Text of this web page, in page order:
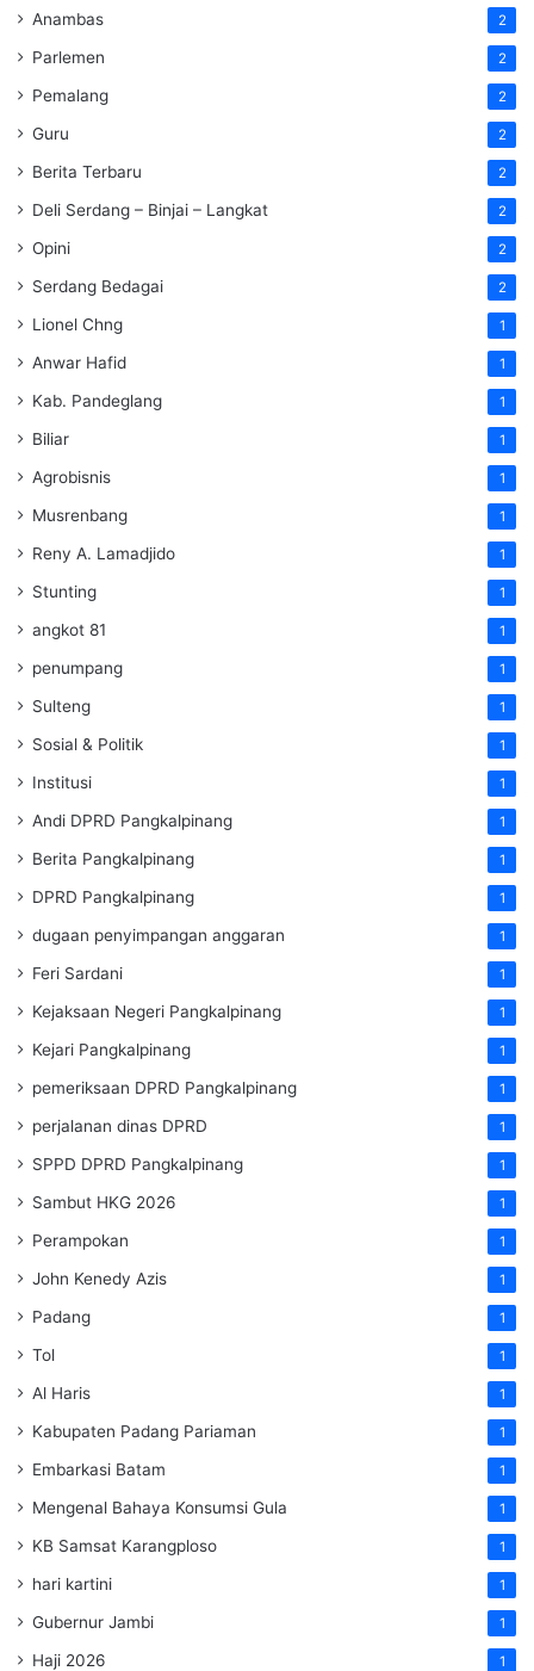
Anambas 2
Parlemen 2
Pemalang 2
Guru 2
Berita Terbaru 2
Deli Serdang – Binjai – Langkat 2
Opini 2
Serdang Bedagai 2
Lionel Chng 1
Anwar Hafid 1
Kab. Pandeglang 1
Biliar 1
Agrobisnis 1
Musrenbang 1
Reny A. Lamadjido 1
Stunting 1
angkot 81 1
penumpang 1
Sulteng 1
Sosial & Politik 1
Institusi 1
Andi DPRD Pangkalpinang 1
Berita Pangkalpinang 1
DPRD Pangkalpinang 1
dugaan penyimpangan anggaran 1
Feri Sardani 1
Kejaksaan Negeri Pangkalpinang 1
Kejari Pangkalpinang 1
pemeriksaan DPRD Pangkalpinang 1
perjalanan dinas DPRD 1
SPPD DPRD Pangkalpinang 1
Sambut HKG 2026 1
Perampokan 1
John Kenedy Azis 1
Padang 1
Tol 1
Al Haris 1
Kabupaten Padang Pariaman 1
Embarkasi Batam 1
Mengenal Bahaya Konsumsi Gula 1
KB Samsat Karangploso 1
hari kartini 1
Gubernur Jambi 1
Haji 2026 1